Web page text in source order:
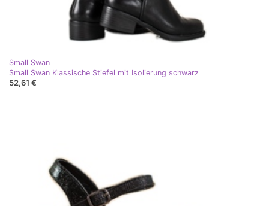
Small Swan
Small Swan Klassische Stiefel mit Isolierung schwarz
52,61 €